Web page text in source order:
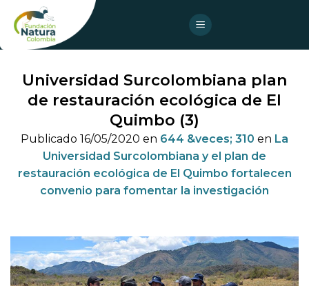
content
Universidad Surcolombiana plan
de restauración ecológica de El
Quimbo (3)
Publicado 16/05/2020 en 644 &veces; 310 en La
Universidad Surcolombiana y el plan de
restauración ecológica de El Quimbo fortalecen
convenio para fomentar la investigación